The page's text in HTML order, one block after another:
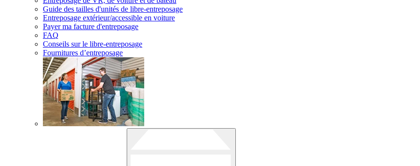
Guide des tailles d'unités de libre-entreposage
Entreposage extérieur/accessible en voiture
Payer ma facture d'entreposage
FAQ
Conseils sur le libre-entreposage
Fournitures d’entreposage